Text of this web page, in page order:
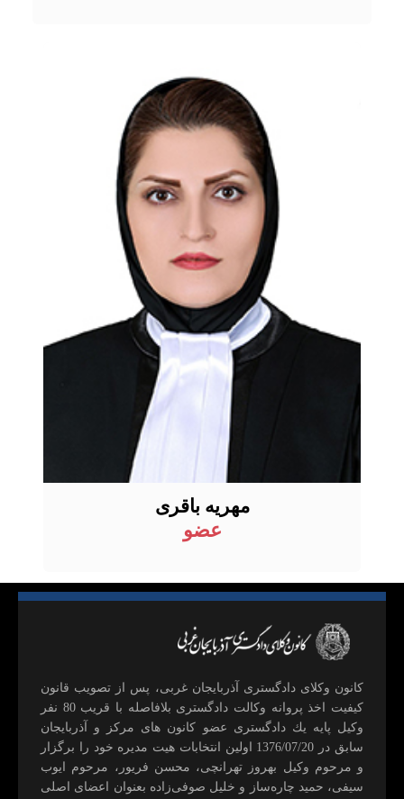
مهریه باقری
عضو
كانون وكلای دادگستری آذربايجان غربی، پس از تصويب قانون
كيفيت اخذ پروانه وكالت دادگستری بلافاصله با قريب 80 نفر
وكيل پايه يك دادگستری عضو كانون های مركز و آذربايجان
سابق در 1376/07/20 اولين انتخابات هيت مديره خود را برگزار
و مرحوم وکیل بهروز تهرانچی، محسن فريور، مرحوم ايوب
سيفی، حميد چاره‌ساز و خليل صوفی‌زاده بعنوان اعضای اصلی